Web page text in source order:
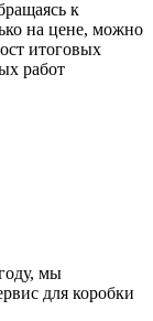
к
на цене, можно
итоговых
работ
мы
для коробки